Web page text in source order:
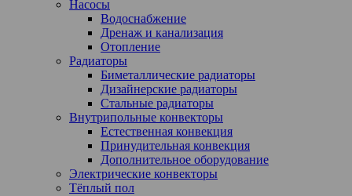
Насосы
Водоснабжение
Дренаж и канализация
Отопление
Радиаторы
Биметаллические радиаторы
Дизайнерские радиаторы
Стальные радиаторы
Внутрипольные конвекторы
Естественная конвекция
Принудительная конвекция
Дополнительное оборудование
Электрические конвекторы
Тёплый пол